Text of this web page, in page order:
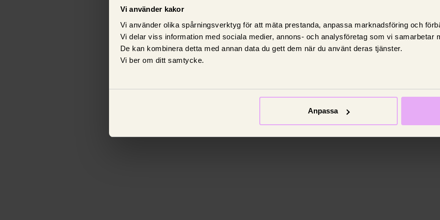
Vi använder kakor
Vi använder olika spårningsverktyg för att mäta prestanda, anpassa marknadsföring och
Vi delar viss information med sociala medier, annons- och analysföretag som vi samarbetar
De kan kombinera detta med annan data du gett dem när du använt deras tjänster.
Vi ber om ditt samtycke.
Anpassa